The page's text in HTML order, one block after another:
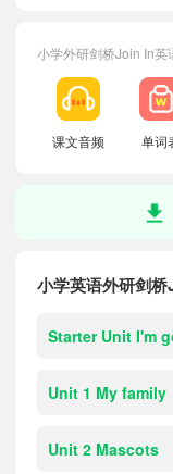
小学外研剑桥Join In
课文音频 单词
小学英语外研剑
Starter Unit I'm
Unit 1 My family
Unit 2 Mascots